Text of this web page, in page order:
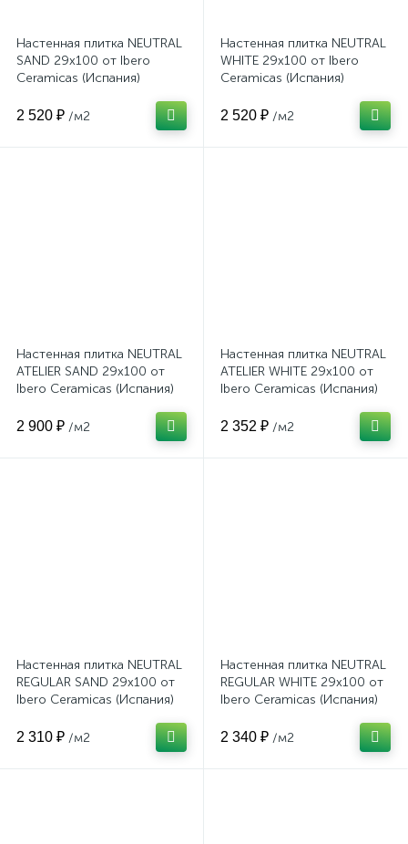
Настенная плитка NEUTRAL
SAND 29x100 от Ibero
Ceramicas (Испания)
2 520 ₽ /м2
Настенная плитка NEUTRAL
WHITE 29x100 от Ibero
Ceramicas (Испания)
2 520 ₽ /м2
Настенная плитка NEUTRAL
ATELIER SAND 29x100 от
Ibero Ceramicas (Испания)
2 900 ₽ /м2
Настенная плитка NEUTRAL
ATELIER WHITE 29x100 от
Ibero Ceramicas (Испания)
2 352 ₽ /м2
Настенная плитка NEUTRAL
REGULAR SAND 29x100 от
Ibero Ceramicas (Испания)
2 310 ₽ /м2
Настенная плитка NEUTRAL
REGULAR WHITE 29x100 от
Ibero Ceramicas (Испания)
2 340 ₽ /м2